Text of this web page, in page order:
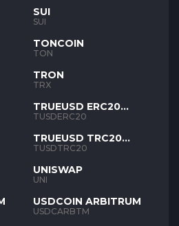
SUI
SUI
TONCOIN
TON
TRON
TRX
TRUEUSD ERC20
TUSD
TUSDERC20
TRUEUSD TRC20
TUSD
TUSDTRC20
UNISWAP
UNI
USDCOIN ARBITRUM
USDCARBTM